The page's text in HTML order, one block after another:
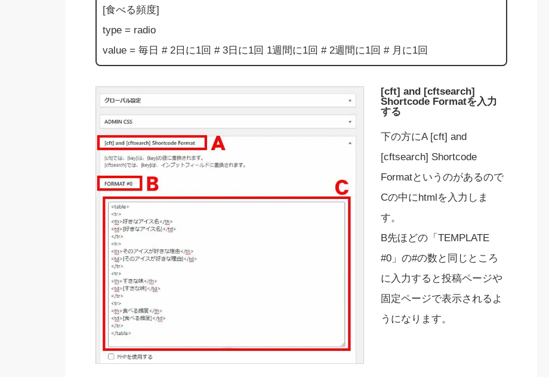
[食べる頻度]
type = radio
value = 毎日 # 2日に1回 # 3日に1回 1週間に1回 # 2週間に1回 # 月に1回
[cft] and [cftsearch]
Shortcode Formatを入力
する
下の方にA [cft] and
[cftsearch] Shortcode
Formatというのがあるので
Cの中にhtmlを入力しま
す。
B先ほどの「TEMPLATE
#0」の#の数と同じところ
に入力すると投稿ページや
固定ページで表示されるよ
うになります。